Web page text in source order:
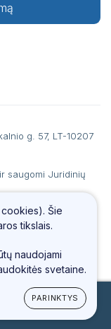
g. 57, LT-10207
saugomi Juridinių
b. k. 70440, PVM
paštasinfo@vmkl.lt
Šie
tikslais.
naudojami
svetaine.
PARINKTYS